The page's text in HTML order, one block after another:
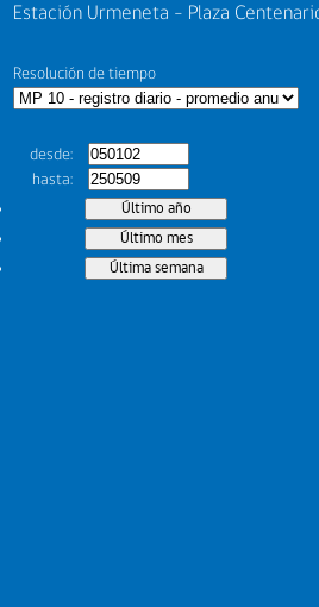
Estación Urmeneta - Plaza
Resolución de tiempo
desde
hasta